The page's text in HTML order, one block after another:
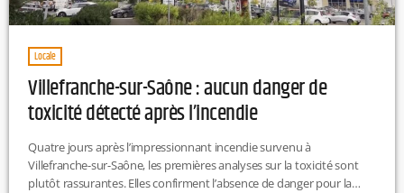
Locale
Villefranche-sur-Saône : aucun danger de
toxicité détecté après l’incendie
Quatre jours après l’impressionnant incendie survenu à
Villefranche-sur-Saône, les premières analyses sur la toxicité sont
plutôt rassurantes. Elles confirment l’absence de danger pour la